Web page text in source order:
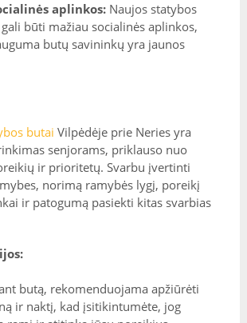
aplinkos: Naujos statybos
būti mažiau socialinės aplinkos,
butų savininkų yra jaunos
butai Vilpėdėje prie Neries yra
senjorams, priklauso nuo
ir prioritetų. Svarbu įvertinti
norimą ramybės lygį, poreikį
ir patogumą pasiekti kitas svarbias
butą, rekomenduojama apžiūrėti
ir naktį, kad įsitikintumėte, jog